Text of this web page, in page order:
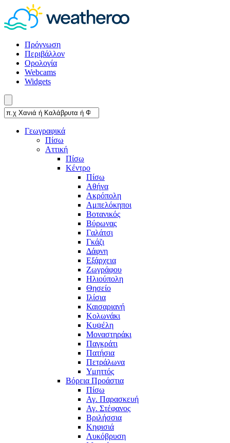
Πρόγνωση
Περιβάλλον
Ορολογία
Webcams
Widgets
Γεωγραφικά
Πίσω
Αττική
Πίσω
Κέντρο
Πίσω
Αθήνα
Ακρόπολη
Αμπελόκηποι
Βοτανικός
Βύρωνας
Γαλάτσι
Γκάζι
Δάφνη
Εξάρχεια
Ζωγράφου
Ηλιούπολη
Θησείο
Ιλίσια
Καισαριανή
Κολωνάκι
Κυψέλη
Μοναστηράκι
Παγκράτι
Πατήσια
Πετράλωνα
Υμηττός
Βόρεια Προάστια
Πίσω
Αγ. Παρασκευή
Αγ. Στέφανος
Βριλήσσια
Κηφισιά
Λυκόβρυση